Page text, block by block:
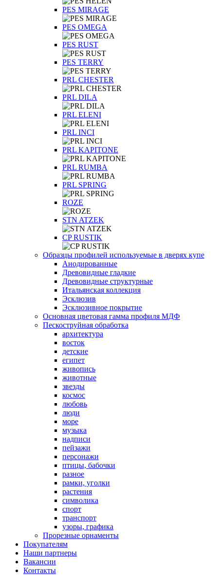
PES MIRAGE
PES OMEGA
PES RUST
PES TERRY
PRL CHESTER
PRL DILA
PRL ELENI
PRL INCI
PRL KAPITONE
PRL RUMBA
PRL SPRING
ROZE
STN ATZEK
СP RUSTIK
Образцы профилей используемые в дверях купе
Анодированные
Древовидные гладкие
Древовидные структурные
Итальянская коллекция
Эсклюзив
Эсклюзивное покрытие
Основная цветовая гамма профиля МДФ
Пескоструйная обработка
архитектура
восток
детские
египет
живопись
животные
звезды
космос
любовь
люди
море
музыка
надписи
пейзажи
персонажи
птицы, бабочки
разное
рамки, уголки
растения
символика
спорт
транспорт
узоры, графика
Прорезные орнаменты
Покупателям
Наши партнеры
Вакансии
Контакты